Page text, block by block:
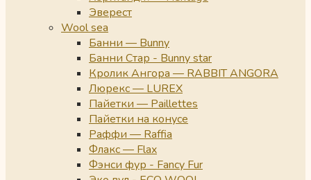
Эверест
Wool sea
Банни — Bunny
Банни Стар - Bunny star
Кролик Ангора — RABBIT ANGORA
Люрекс — LUREX
Пайетки — Paillettes
Пайетки на конусе
Раффи — Raffia
Флакс — Flax
Фэнси фур - Fancy Fur